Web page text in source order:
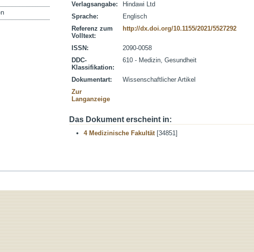
Verlagsangabe:
Hindawi Ltd
Sprache:
Englisch
Referenz zum
Volltext:
http://dx.doi.org/10.1155/2021/5527292
ISSN:
2090-0058
DDC-
Klassifikation:
610 - Medizin, Gesundheit
Dokumentart:
Wissenschaftlicher Artikel
Zur
Langanzeige
Das Dokument erscheint in:
4 Medizinische Fakultät[34851]